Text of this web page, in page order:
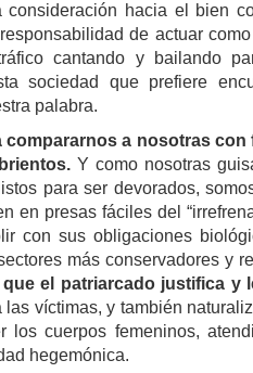
hacia el bien
de actuar como
cantando y bailando
sociedad que prefiere
palabra.
compararnos a nosotras
Y como nosotras
para ser devorados,
en presas fáciles del
con sus obligaciones
más conservadores y
el patriarcado justifica y
víctimas, y también
los cuerpos femeninos,
hegemónica.